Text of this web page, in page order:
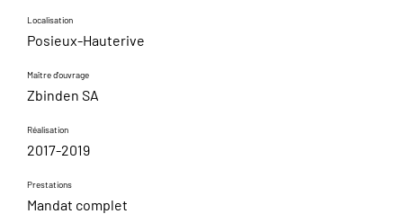
Localisation
Posieux-Hauterive
Maître d'ouvrage
Zbinden SA
Réalisation
2017-2019
Prestations
Mandat complet